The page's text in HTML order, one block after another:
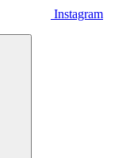
Instagram